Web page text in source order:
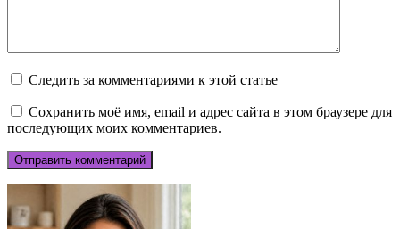
Следить за комментариями к этой статье
Сохранить моё имя, email и адрес сайта в этом браузере для
последующих моих комментариев.